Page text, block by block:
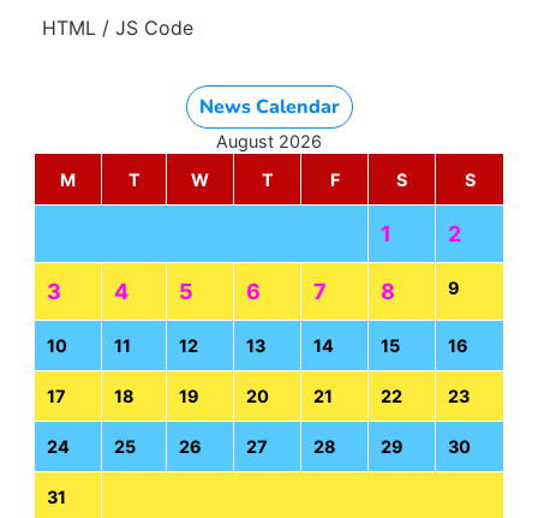
HTML / JS Code
News Calendar
August 2026
M
T W T F S S
1 2
3 4 5 6 7 8 9
10 11 12 13 14 15 16
17 18 19 20 21 22 23
24 25 26 27 28 29 30
31